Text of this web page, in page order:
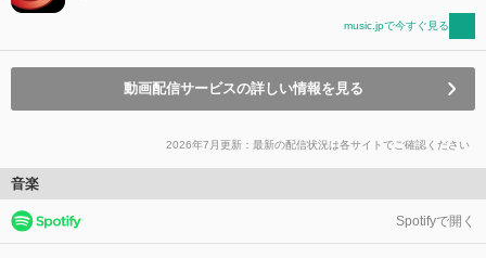
music.jpで今すぐ見る
動画配信サービスの詳しい情報を見る
2026年7月更新：最新の配信状況は各サイトでご確認ください
音楽
Spotifyで開く